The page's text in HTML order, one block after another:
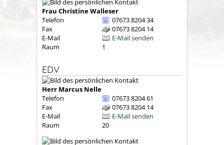
Frau ChristineWalleser
Telefon
07673 8204 34
Fax
07673 8204 14
E-Mail
E-Mail senden
Raum
1
EDV
Herr Marcus Nelle
Telefon
07673 8204 61
Fax
07673 8204 14
E-Mail
E-Mail senden
Raum
20